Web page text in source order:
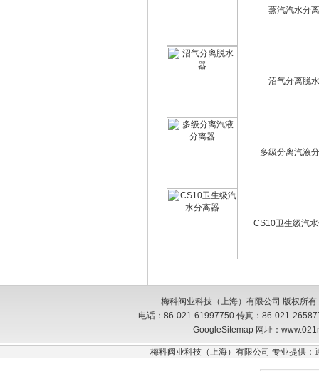
蒸汽汽水分
沼气分离脱
多级分离汽液
CS10卫生级汽
梅科阀业科技（上海）有限公司 版权所
电话：86-021-61997750 传真：86-021-
GoogleSitemap网址：
梅科阀业科技（上海）有限公司 专业提供